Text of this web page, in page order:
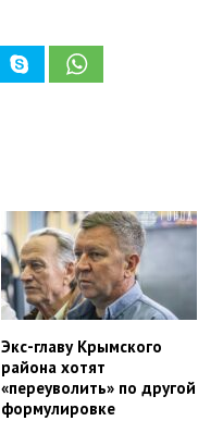
Экс-главу Крымского
района хотят
«переуволить» по другой
формулировке